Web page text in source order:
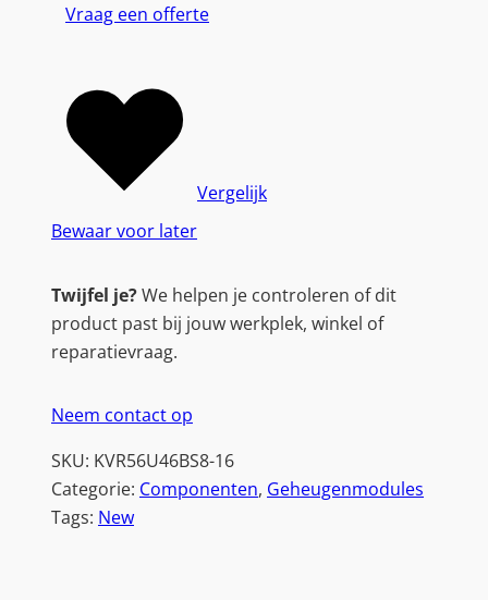
Vraag een offerte
Bewaar voor later
Vergelijk
Twijfel je?We helpen je controleren of dit
product past bij jouw werkplek, winkel of
reparatievraag.
Neem contact op
SKU: KVR56U46BS8-16
Categorie: Componenten, Geheugenmodules
Tags: New